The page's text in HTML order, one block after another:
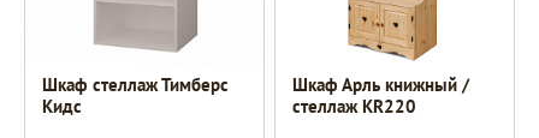
Шкаф стеллаж Тимберс
Кидс
Шкаф Арль книжный /
стеллаж KR220